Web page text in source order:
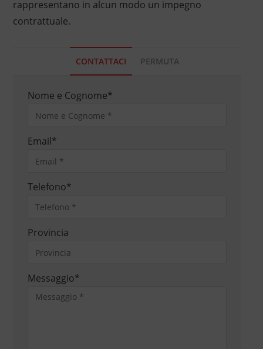
rappresentano in alcun modo un impegno
contrattuale.
CONTATTACI PERMUTA
Nome e Cognome*
Email*
Telefono*
Provincia
Messaggio*